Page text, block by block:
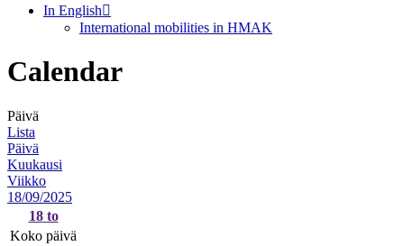
In English
International mobilities in HMAK
Calendar
Päivä
Lista
Päivä
Kuukausi
Viikko
18/09/2025
18 to
Koko päivä